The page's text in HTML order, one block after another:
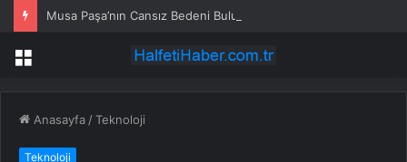
Musa Paşa’nın Cansız Bedeni Bulundu
Menü
Anasayfa /Teknoloji
Teknoloji